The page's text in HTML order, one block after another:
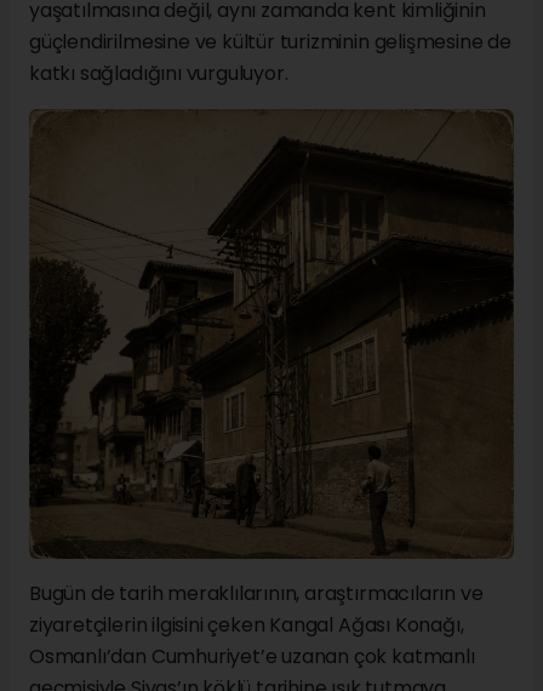
yaşatılmasına değil, aynı zamanda kent kimliğinin
güçlendirilmesine ve kültür turizminin gelişmesine de
katkı sağladığını vurguluyor.
Bugün de tarih meraklılarının, araştırmacıların ve
ziyaretçilerin ilgisini çeken Kangal Ağası Konağı,
Osmanlı’dan Cumhuriyet’e uzanan çok katmanlı